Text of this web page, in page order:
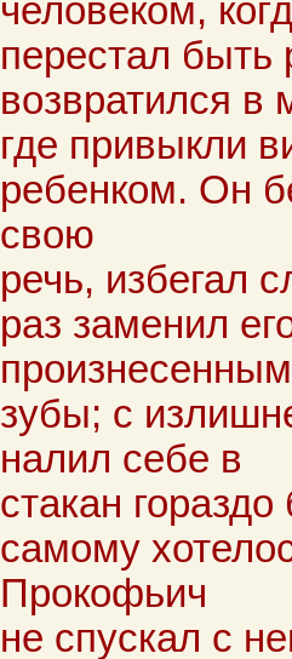
человеком,
перестал быть
возвратился в
где привыкли
ребенком. Он
свою
речь, избегал
раз заменил
зубы; с
налил себе в
стакан
самому
Прокофьич
не спускал с